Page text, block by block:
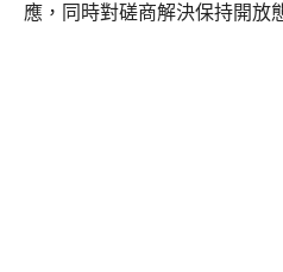
應，同時對磋商解決保持開放